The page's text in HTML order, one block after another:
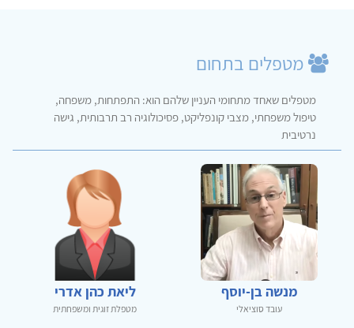
מטפלים בתחום
מטפלים שאחד מתחומי העניין שלהם הוא: התפתחות, משפחה,
טיפול משפחתי, מצבי קונפליקט, פסיכולוגיה רב תרבותית, גישה
נרטיבית
מנשה בן-יוסף
עובד סוציאלי
ליאת כהן אדרי
מטפלת זוגית ומשפחתית